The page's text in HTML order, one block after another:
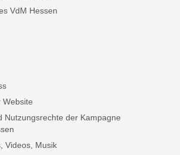
VdM Hessen
Website
Nutzungsrechte der Kampagne
Videos, Musik